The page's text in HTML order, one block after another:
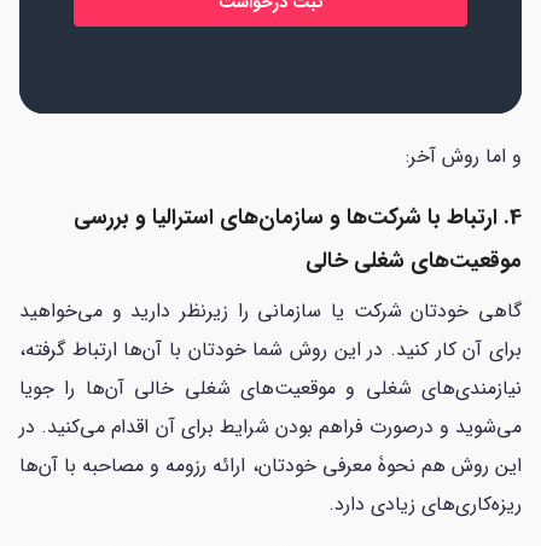
و اما روش آخر:
4. ارتباط با شرکت‌ها و سازمان‌های استرالیا و بررسی
موقعیت‌های شغلی خالی
گاهی خودتان شرکت یا سازمانی را زیرنظر دارید و می‌خواهید
برای آن‌ کار کنید. در این روش شما خودتان با آن‌ها ارتباط گرفته،
نیازمندی‌های شغلی و موقعیت‌های شغلی خالی آن‌ها را جویا
می‌شوید و درصورت فراهم بودن شرایط برای آن اقدام می‌کنید. در
این روش هم نحوۀ معرفی خودتان، ارائه رزومه و مصاحبه با آن‌ها
ریزه‌کاری‌های زیادی دارد.